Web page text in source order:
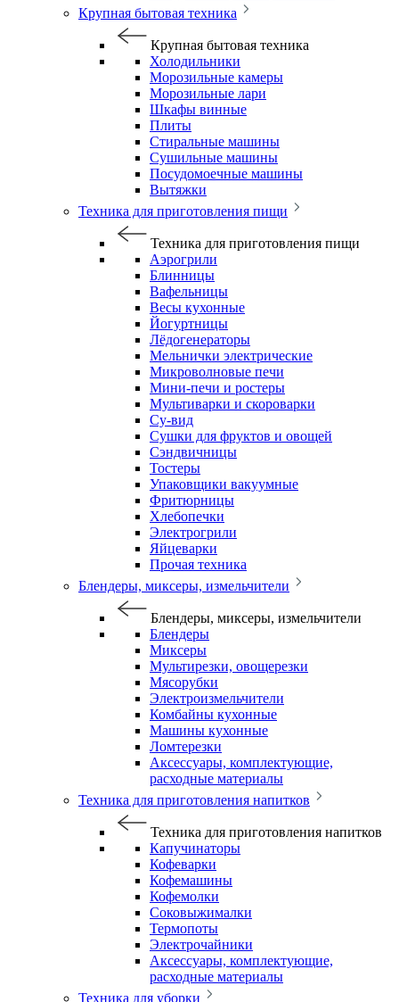
Крупная бытовая техника
Крупная бытовая техника
Холодильники
Морозильные камеры
Морозильные лари
Шкафы винные
Плиты
Стиральные машины
Сушильные машины
Посудомоечные машины
Вытяжки
Техника для приготовления пищи
Техника для приготовления пищи
Аэрогрили
Блинницы
Вафельницы
Весы кухонные
Йогуртницы
Лёдогенераторы
Мельнички электрические
Микроволновые печи
Мини-печи и ростеры
Мультиварки и скороварки
Су-вид
Сушки для фруктов и овощей
Сэндвичницы
Тостеры
Упаковщики вакуумные
Фритюрницы
Хлебопечки
Электрогрили
Яйцеварки
Прочая техника
Блендеры, миксеры, измельчители
Блендеры, миксеры, измельчители
Блендеры
Миксеры
Мультирезки, овощерезки
Мясорубки
Электроизмельчители
Комбайны кухонные
Машины кухонные
Ломтерезки
Аксессуары, комплектующие,
расходные материалы
Техника для приготовления напитков
Техника для приготовления напитков
Капучинаторы
Кофеварки
Кофемашины
Кофемолки
Соковыжималки
Термопоты
Электрочайники
Аксессуары, комплектующие,
расходные материалы
Техника для уборки